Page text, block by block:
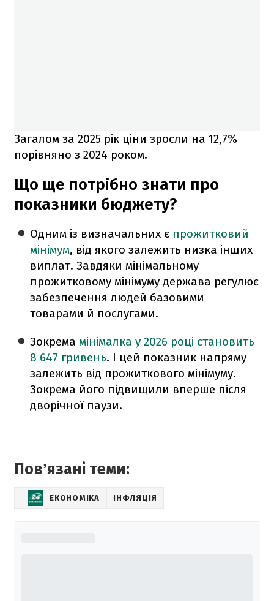
Загалом за 2025 рік ціни зросли на 12,7%
порівняно з 2024 роком.
Що ще потрібно знати про
показники бюджету?
Одним із визначальних є прожитковий
мінімум, від якого залежить низка інших
виплат. Завдяки мінімальному
прожитковому мінімуму держава регулює
забезпечення людей базовими
товарами й послугами.
Зокрема мінімалка у 2026 році становить
8 647 гривень. І цей показник напряму
залежить від прожиткового мінімуму.
Зокрема його підвищили вперше після
дворічної паузи.
Повʼязані теми:
ЕКОНОМІКА ІНФЛЯЦІЯ